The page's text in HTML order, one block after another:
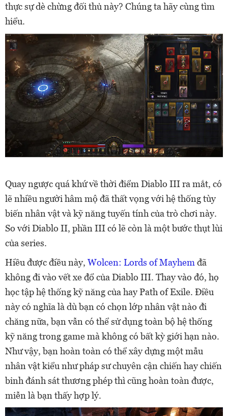
thực sự dè chừng đối thủ này? Chúng ta hãy cùng tìm
hiểu.
Quay ngược quá khứ về thời điểm Diablo III ra mắt, có
lẽ nhiều người hâm mộ đã thất vọng với hệ thống tùy
biến nhân vật và kỹ năng tuyến tính của trò chơi này.
So với Diablo II, phần III có lẽ còn là một bước thụt lùi
của series.
Hiều được điều này, Wolcen: Lords of Mayhem đã
không đi vào vết xe đổ của Diablo III. Thay vào đó, họ
học tập hệ thống kỹ năng của hay Path of Exile. Điều
này có nghĩa là dù bạn có chọn lớp nhân vật nào đi
chăng nữa, bạn vẫn có thể sử dụng toàn bộ hệ thống
kỹ năng trong game mà không có bất kỳ giới hạn nào.
Như vậy, bạn hoàn toàn có thể xây dựng một mẫu
nhân vật kiểu như pháp sư chuyên cận chiến hay chiến
binh đánh sát thương phép thì cũng hoàn toàn được,
miễn là bạn thấy hợp lý.